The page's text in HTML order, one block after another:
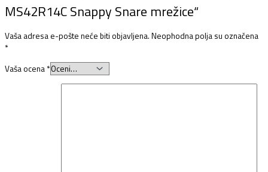
MS42R14C Snappy Snare mrežice“
Vaša adresa e-pošte neće biti objavljena. Neophodna polja su označena
*
Vaša ocena *